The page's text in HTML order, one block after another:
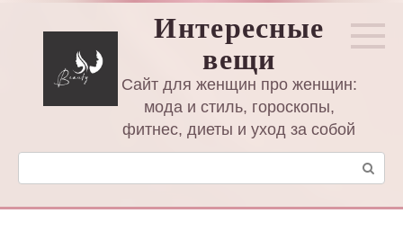
Интересные
вещи
Сайт для женщин про женщин:
мода и стиль, гороскопы,
фитнес, диеты и уход за собой
Поиск: